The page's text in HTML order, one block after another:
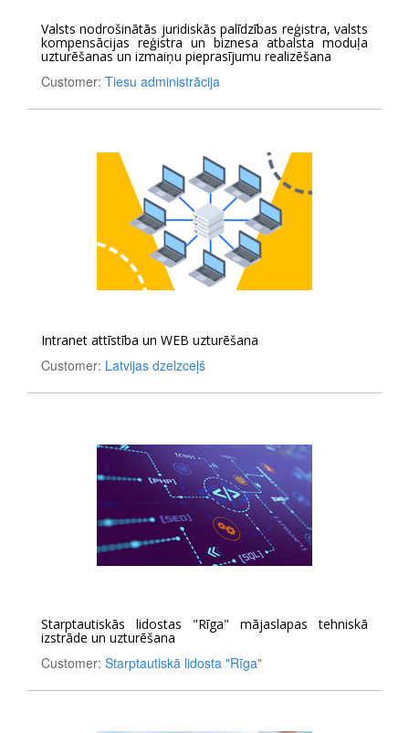
Valsts nodrošinātās juridiskās palīdzības reģistra, valsts
kompensācijas reģistra un biznesa atbalsta moduļa
uzturēšanas un izmaiņu pieprasījumu realizēšana
Customer: Tiesu administrācija
Intranet attīstība un WEB uzturēšana
Customer: Latvijas dzelzceļš
Starptautiskās lidostas "Rīga" mājaslapas tehniskā
izstrāde un uzturēšana
Customer: Starptautiskā lidosta "Rīga"